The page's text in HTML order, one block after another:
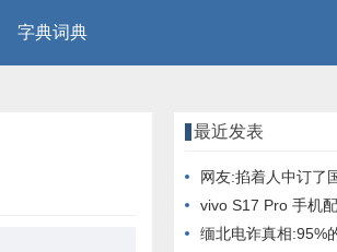
字典词典
最近发表
网友:掐着人中订了国庆机票酒
vivo S17 Pro 手机配置曝光：搭载天
缅北电诈真相:95%的人是自